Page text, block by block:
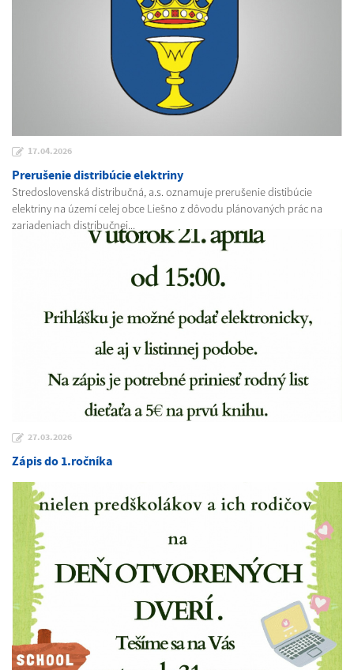
17.04.2026
Prerušenie distribúcie elektriny
Stredoslovenská distribučná, a.s. oznamuje prerušenie distibúcie
elektriny na území celej obce Liešno z dôvodu plánovaných prác na
zariadeniach distribučnej...
27.03.2026
Zápis do 1.ročníka